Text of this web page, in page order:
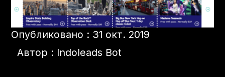
Опубликовано : 31 окт. 2019
Автор : Indoleads Bot